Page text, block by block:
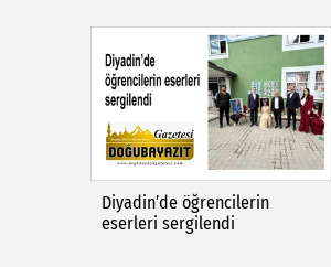
Diyadin’de öğrencilerin
eserleri sergilendi